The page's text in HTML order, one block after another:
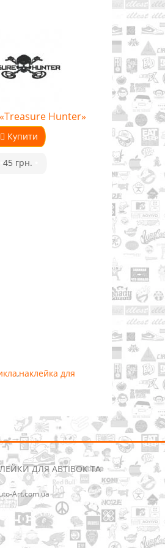
Hunter»
Купити
45 грн.
,наклейка для
ДЛЯ АВТІВОК ТА
Art.com.ua